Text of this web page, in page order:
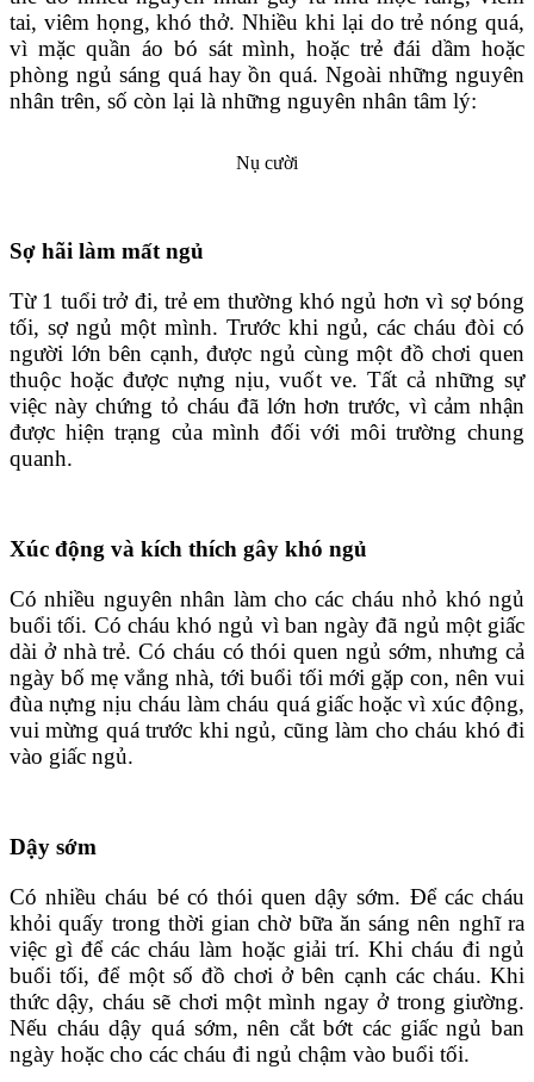
tai, viêm họng, khó thở. Nhiều khi lại do trẻ nóng quá,
vì mặc quần áo bó sát mình, hoặc trẻ đái dầm hoặc
phòng ngủ sáng quá hay ồn quá. Ngoài những nguyên
nhân trên, số còn lại là những nguyên nhân tâm lý:
Nụ cười
Sợ hãi làm mất ngủ
Từ 1 tuổi trở đi, trẻ em thường khó ngủ hơn vì sợ bóng
tối, sợ ngủ một mình. Trước khi ngủ, các cháu đòi có
người lớn bên cạnh, được ngủ cùng một đồ chơi quen
thuộc hoặc được nựng nịu, vuốt ve. Tất cả những sự
việc này chứng tỏ cháu đã lớn hơn trước, vì cảm nhận
được hiện trạng của mình đối với môi trường chung
quanh.
Xúc động và kích thích gây khó ngủ
Có nhiều nguyên nhân làm cho các cháu nhỏ khó ngủ
buổi tối. Có cháu khó ngủ vì ban ngày đã ngủ một giấc
dài ở nhà trẻ. Có cháu có thói quen ngủ sớm, nhưng cả
ngày bố mẹ vắng nhà, tới buổi tối mới gặp con, nên vui
đùa nựng nịu cháu làm cháu quá giấc hoặc vì xúc động,
vui mừng quá trước khi ngủ, cũng làm cho cháu khó đi
vào giấc ngủ.
Dậy sớm
Có nhiều cháu bé có thói quen dậy sớm. Ðể các cháu
khỏi quấy trong thời gian chờ bữa ăn sáng nên nghĩ ra
việc gì để các cháu làm hoặc giải trí. Khi cháu đi ngủ
buổi tối, để một số đồ chơi ở bên cạnh các cháu. Khi
thức dậy, cháu sẽ chơi một mình ngay ở trong giường.
Nếu cháu dậy quá sớm, nên cắt bớt các giấc ngủ ban
ngày hoặc cho các cháu đi ngủ chậm vào buổi tối.